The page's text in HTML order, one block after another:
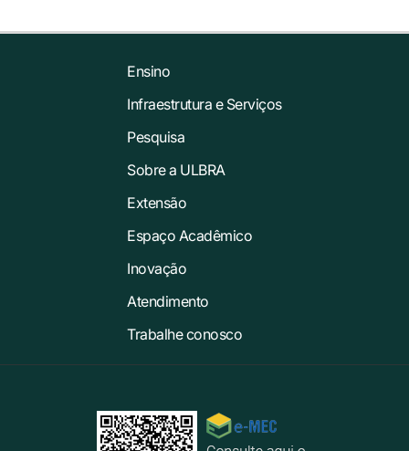
Ensino
Infraestrutura e Serviços
Pesquisa
Sobre a ULBRA
Extensão
Espaço Acadêmico
Inovação
Atendimento
Trabalhe conosco